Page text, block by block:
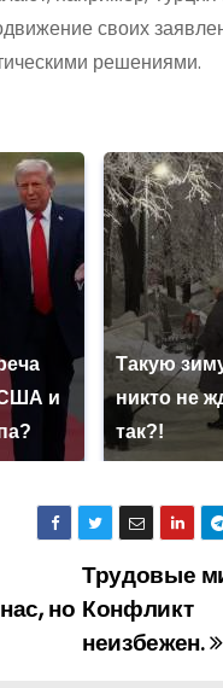
своих
решениями.
США и
Такую
никто не
так?!
Трудовые
Конфликт
неизбежен.
но